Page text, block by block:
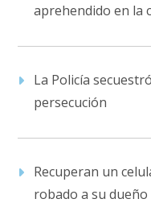
aprehendido en la
La Policía
persecución
Recuperan un
robado a su dueño